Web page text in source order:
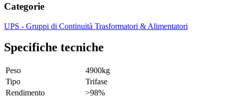
Categorie
UPS - Gruppi di Continuità Trasformatori & Alimentatori
Specifiche tecniche
Peso
4900kg
Tipo
Trifase
Rendimento
>98%